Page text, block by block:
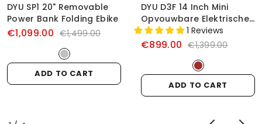
DYU SP1 20" Removable
Power Bank Folding Ebike
€1,099.00 €1,499.00
ADD TO CART
DYU D3F 14 Inch Mini
Opvouwbare Elektrische
Fiets
1 Reviews
€899.00 €1,399.00
ADD TO CART